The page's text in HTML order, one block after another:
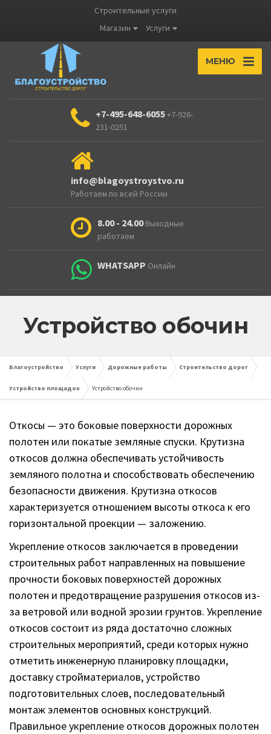
Строительные услуги
Магазин
Услуги
МЕНЮ
+7-495-648-6055+7-926-
231-0251
info@blagoystroystvo.ru
Работаем по всей России
8.00 - 24.00 Выходные
работаем
WHATSAPP Онлайн
Устройство обочин
Благоустройство Услуги Дорожные работы Строительство дорог
Устройство площадок Устройство обочин
Откосы — это боковые поверхности дорожных
полотен или покатые земляные спуски. Крутизна
откосов должна обеспечивать устойчивость
земляного полотна и способствовать обеспечению
безопасности движения. Крутизна откосов
характеризуется отношением высоты откоса к его
горизонтальной проекции — заложению.
Укрепление откосов заключается в проведении
строительных работ направленных на повышение
прочности боковых поверхностей дорожных
полотен и предотвращение разрушения откосов из-
за ветровой или водной эрозии грунтов. Укрепление
откосов состоит из ряда достаточно сложных
строительных мероприятий, среди которых нужно
отметить инженерную планировку площадки,
доставку стройматериалов, устройство
подготовительных слоев, последовательный
монтаж элементов основных конструкций.
Правильное укрепление откосов дорожных полотен